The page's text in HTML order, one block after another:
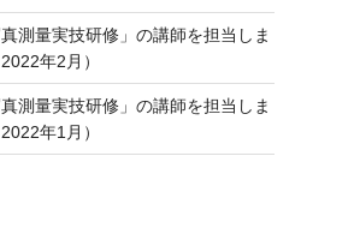
測量実技研修」の講師を担当しま
年2月）
測量実技研修」の講師を担当しま
年1月）